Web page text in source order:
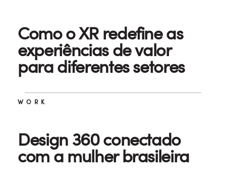
Como o XR redefine as
experiências de valor
para diferentes setores
WORK
Design 360 conectado
com a mulher brasileira